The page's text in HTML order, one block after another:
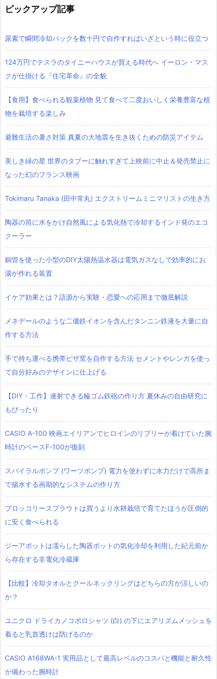
ピックアップ記事
尿素で瞬間冷却パックを数十円で自作すればいざという時に役立つ
124万円でテスラのタイニーハウスが買える時代へ イーロン・マス
クが仕掛ける『住宅革命』の全貌
【食用】食べられる観葉植物 見て食べて二度おいしく栄養豊富な植
物を栽培する楽しみ
避難生活の暑さ対策 真夏の大地震を生き抜くための防災アイテム
美しき緑の星 世界のタブーに触れすぎて上映前に中止＆発売禁止に
なった幻のフランス映画
Tokimaru Tanaka (田中常丸) エクストリームミニマリストの生き方
陶器の筒に水をかけ自然風による気化熱で冷却するインド発のエコ
クーラー
銅管を使った小型のDIY太陽熱温水器は電気ガスなしで効率的にお
湯が作れる装置
イケア効果とは？語源から実験・恋愛への応用まで徹底解説
メネデールのような二価鉄イオンを含んだタンニン鉄液を大量に自
作する方法
手で持ち運べる携帯ピザ窯を自作する方法 セメントやレンガを使っ
て自分好みのデザインに仕上げる
【DIY・工作】連射できる輪ゴム鉄砲の作り方 夏休みの自由研究に
もぴったり
CASIO A-100 映画エイリアンでヒロインのリプリーが着けていた腕
時計のベースF-100が復刻
スパイラルポンプ (ワーツポンプ) 電力を使わずに水力だけで高所ま
で揚水する画期的なシステムの作り方
ブロッコリースプラウトは買うより水耕栽培で育てたほうが圧倒的
に安く食べられる
ジーアポットは濡らした陶器ポットの気化冷却を利用した紀元前か
ら存在する非電化冷蔵庫
【比較】冷却タオルとクールネックリングはどちらの方が涼しいの
か？
ユニクロ ドライカノコポロシャツ‎ (白) の下にエアリズムメッシュを
着ると乳首透けは防げるのか
CASIO A168WA-1 実用品として最高レベルのコスパと機能と耐久性
が備わった腕時計